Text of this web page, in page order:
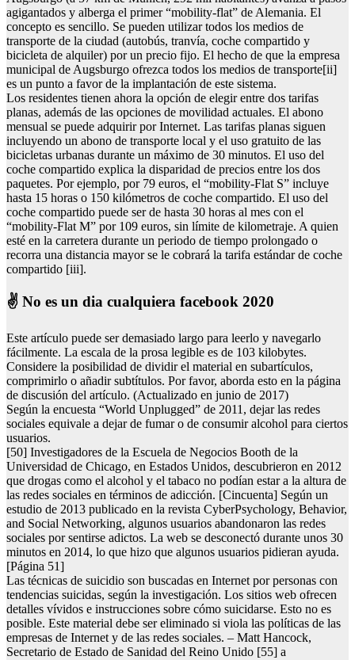
agigantados y alberga el primer “mobility-flat” de Alemania. El
concepto es sencillo. Se pueden utilizar todos los medios de
transporte de la ciudad (autobús, tranvía, coche compartido y
bicicleta de alquiler) por un precio fijo. El hecho de que la empresa
municipal de Augsburgo ofrezca todos los medios de transporte[ii]
es un punto a favor de la implantación de este sistema.
Los residentes tienen ahora la opción de elegir entre dos tarifas
planas, además de las opciones de movilidad actuales. El abono
mensual se puede adquirir por Internet. Las tarifas planas siguen
incluyendo un abono de transporte local y el uso gratuito de las
bicicletas urbanas durante un máximo de 30 minutos. El uso del
coche compartido explica la disparidad de precios entre los dos
paquetes. Por ejemplo, por 79 euros, el “mobility-Flat S” incluye
hasta 15 horas o 150 kilómetros de coche compartido. El uso del
coche compartido puede ser de hasta 30 horas al mes con el
“mobility-Flat M” por 109 euros, sin límite de kilometraje. A quien
esté en la carretera durante un periodo de tiempo prolongado o
recorra una distancia mayor se le cobrará la tarifa estándar de coche
compartido [iii].
✌️ No es un dia cualquiera facebook 2020
Este artículo puede ser demasiado largo para leerlo y navegarlo
fácilmente. La escala de la prosa legible es de 103 kilobytes.
Considere la posibilidad de dividir el material en subartículos,
comprimirlo o añadir subtítulos. Por favor, aborda esto en la página
de discusión del artículo. (Actualizado en junio de 2017)
Según la encuesta “World Unplugged” de 2011, dejar las redes
sociales equivale a dejar de fumar o de consumir alcohol para ciertos
usuarios.
[50] Investigadores de la Escuela de Negocios Booth de la
Universidad de Chicago, en Estados Unidos, descubrieron en 2012
que drogas como el alcohol y el tabaco no podían estar a la altura de
las redes sociales en términos de adicción. [Cincuenta] Según un
estudio de 2013 publicado en la revista CyberPsychology, Behavior,
and Social Networking, algunos usuarios abandonaron las redes
sociales por sentirse adictos. La web se desconectó durante unos 30
minutos en 2014, lo que hizo que algunos usuarios pidieran ayuda.
[Página 51]
Las técnicas de suicidio son buscadas en Internet por personas con
tendencias suicidas, según la investigación. Los sitios web ofrecen
detalles vívidos e instrucciones sobre cómo suicidarse. Esto no es
posible. Este material debe ser eliminado si viola las políticas de las
empresas de Internet y de las redes sociales. – Matt Hancock,
Secretario de Estado de Sanidad del Reino Unido [55] a